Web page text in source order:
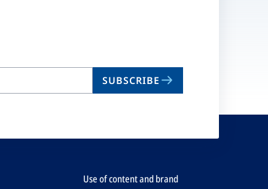
SUBSCRIBE
Use of content and brand